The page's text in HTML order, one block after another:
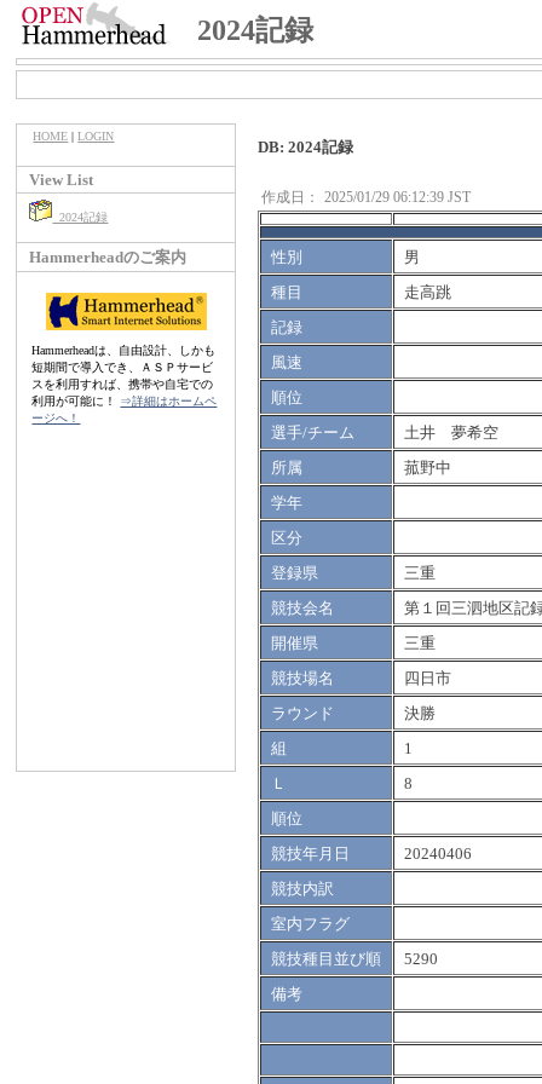
2024記録
HOME |LOGIN
View List
2024記録
Hammerheadのご案内
Hammerheadは、自由設計、しかも
短期間で導入でき、ＡＳＰサービ
スを利用すれば、携帯や自宅での
利用が可能に！ ⇒詳細はホームペ
ージへ！
DB: 2024記録
作成日： 2025/01/29 06:12:39 JST
性別
男
種目
走高跳
記録
風速
順位
選手/チーム
土井 夢希空
所属
菰野中
学年
区分
登録県
三重
競技会名
第１回三泗地区記
開催県
三重
競技場名
四日市
ラウンド
決勝
組
1
Ｌ
8
順位
競技年月日
20240406
競技内訳
室内フラグ
競技種目並び順
5290
備考